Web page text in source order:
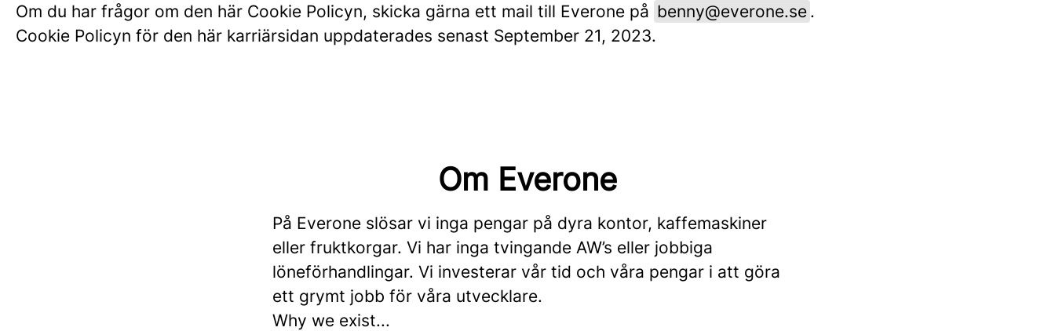
Om du har frågor om den här Cookie Policyn, skicka gärna ett mail till Everone på benny@everone.se .
Cookie Policyn för den här karriärsidan uppdaterades senast September 21, 2023.
Om Everone
På Everone slösar vi inga pengar på dyra kontor, kaffemaskiner
eller fruktkorgar. Vi har inga tvingande AW’s eller jobbiga
löneförhandlingar. Vi investerar vår tid och våra pengar i att göra
ett grymt jobb för våra utvecklare.
Why we exist...